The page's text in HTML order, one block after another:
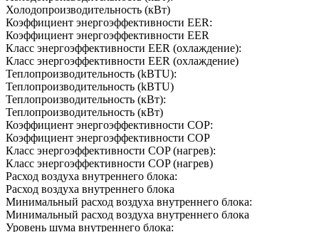
Холодопроизводительность (кВт)
Коэффициент энергоэффективности EER:
Коэффициент энергоэффективности EER
Класс энергоэффективности EER (охлаждение):
Класс энергоэффективности EER (охлаждение)
Теплопроизводительность (kBTU):
Теплопроизводительность (kBTU)
Теплопроизводительность (кВт):
Теплопроизводительность (кВт)
Коэффициент энергоэффективности COP:
Коэффициент энергоэффективности COP
Класс энергоэффективности COP (нагрев):
Класс энергоэффективности COP (нагрев)
Расход воздуха внутреннего блока:
Расход воздуха внутреннего блока
Минимальный расход воздуха внутреннего блока:
Минимальный расход воздуха внутреннего блока
Уровень шума внутреннего блока: